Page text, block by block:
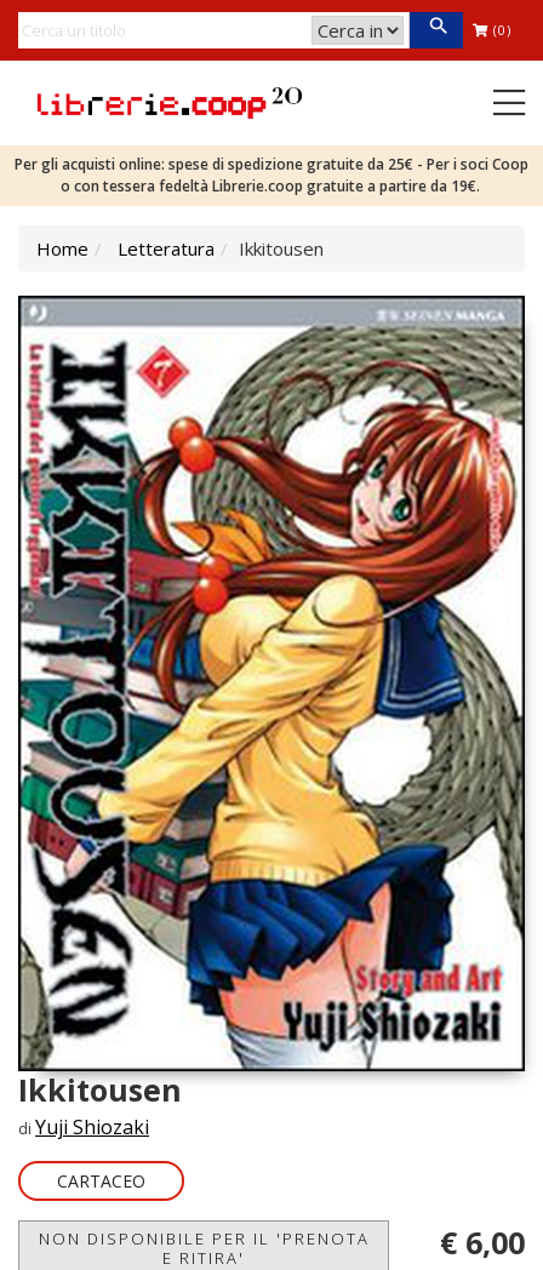
(0)
Per gli acquisti online: spese di spedizione gratuite da 25€ - Per i soci Coop
o con tessera fedeltà Librerie.coop gratuite a partire da 19€.
Home Letteratura Ikkitousen
Ikkitousen
di Yuji Shiozaki
CARTACEO
NON DISPONIBILE PER IL 'PRENOTA
E RITIRA'
€ 6,00